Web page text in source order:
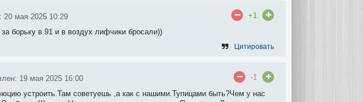
20 мая 2025 10:29
+1
борьку в 91 и в воздух лифчики бросали))
Цитировать
19 мая 2025 16:00
-1
устроить.Там советуешь ,а как с нашими.Тупицами быть?Чем у нас